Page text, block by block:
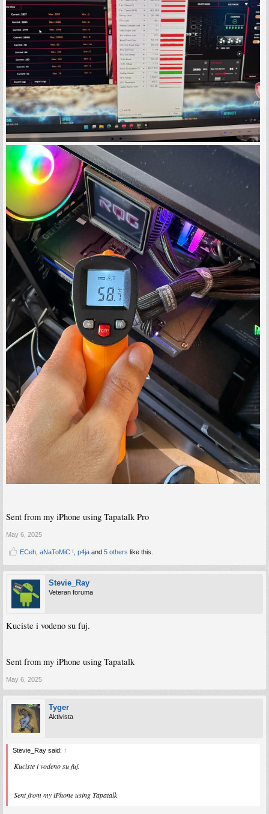
Sent from my iPhone using Tapatalk Pro
May 6, 2025
ECeh aNaToMiC ! p4ja and 5 others like this.
Stevie_Ray
Veteran foruma
Kuciste i vodeno su fuj.
Sent from my iPhone using Tapatalk
May 6, 2025
Tyger
Aktivista
Stevie_Ray said: ↑
Kuciste i vodeno su fuj.
Sent from my iPhone using Tapatalk